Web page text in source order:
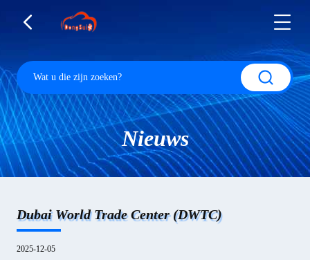
Nieuws
Dubai World Trade Center (DWTC)
2025-12-05